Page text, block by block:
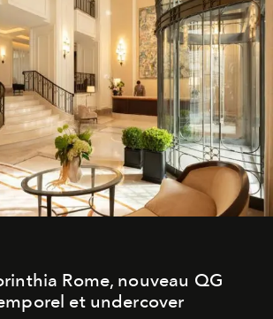
Rome, nouveau QG
et undercover